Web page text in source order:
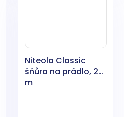
Niteola Classic
šňůra na prádlo, 20
m